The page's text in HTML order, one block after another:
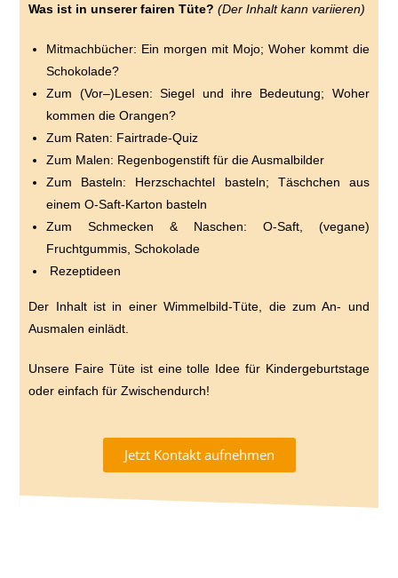
Was ist in unserer fairen Tüte? (Der Inhalt kann variieren)
Mitmachbücher: Ein morgen mit Mojo; Woher kommt die
Schokolade?
Zum (Vor–)Lesen: Siegel und ihre Bedeutung; Woher
kommen die Orangen?
Zum Raten: Fairtrade-Quiz
Zum Malen: Regenbogenstift für die Ausmalbilder
Zum Basteln: Herzschachtel basteln; Täschchen aus
einem O-Saft-Karton basteln
Zum Schmecken & Naschen: O-Saft, (vegane)
Fruchtgummis, Schokolade
Rezeptideen
Der Inhalt ist in einer Wimmelbild-Tüte, die zum An- und
Ausmalen einlädt.
Unsere Faire Tüte ist eine tolle Idee für Kindergeburtstage
oder einfach für Zwischendurch!
Jetzt Kontakt aufnehmen